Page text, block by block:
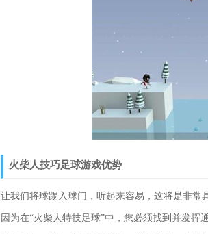
火柴人技巧足球游戏优势
让我们将球踢入球门，听起来容易，这将是非常
因为在“火柴人特技足球”中，您必须找到并发